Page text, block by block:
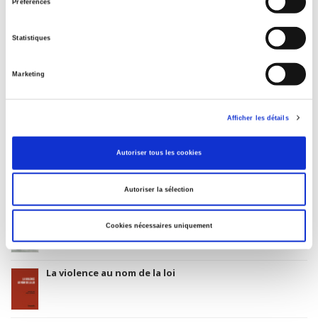
Préférences
Statistiques
Marketing
Afficher les détails
Autoriser tous les cookies
Autoriser la sélection
Cookies nécessaires uniquement
15 janvier 2004
Classification thématique Thema: Politique et gouvernement
Salariés en justice
Rome, promenades sociologiques
La violence au nom de la loi